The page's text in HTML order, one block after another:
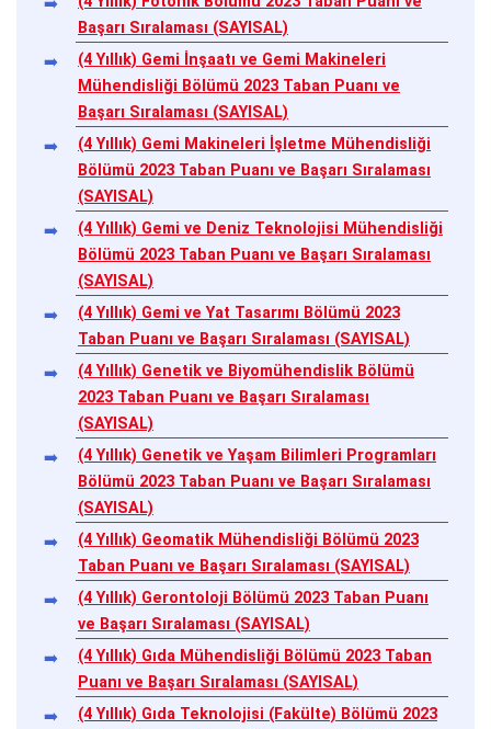
Başarı Sıralaması (SAYISAL)
(4 Yıllık) Gemi İnşaatı ve Gemi Makineleri
Mühendisliği Bölümü 2023 Taban Puanı ve
Başarı Sıralaması (SAYISAL)
(4 Yıllık) Gemi Makineleri İşletme Mühendisliği
Bölümü 2023 Taban Puanı ve Başarı Sıralaması
(SAYISAL)
(4 Yıllık) Gemi ve Deniz Teknolojisi Mühendisliği
Bölümü 2023 Taban Puanı ve Başarı Sıralaması
(SAYISAL)
(4 Yıllık) Gemi ve Yat Tasarımı Bölümü 2023
Taban Puanı ve Başarı Sıralaması (SAYISAL)
(4 Yıllık) Genetik ve Biyomühendislik Bölümü
2023 Taban Puanı ve Başarı Sıralaması
(SAYISAL)
(4 Yıllık) Genetik ve Yaşam Bilimleri Programları
Bölümü 2023 Taban Puanı ve Başarı Sıralaması
(SAYISAL)
(4 Yıllık) Geomatik Mühendisliği Bölümü 2023
Taban Puanı ve Başarı Sıralaması (SAYISAL)
(4 Yıllık) Gerontoloji Bölümü 2023 Taban Puanı
ve Başarı Sıralaması (SAYISAL)
(4 Yıllık) Gıda Mühendisliği Bölümü 2023 Taban
Puanı ve Başarı Sıralaması (SAYISAL)
(4 Yıllık) Gıda Teknolojisi (Fakülte) Bölümü 2023